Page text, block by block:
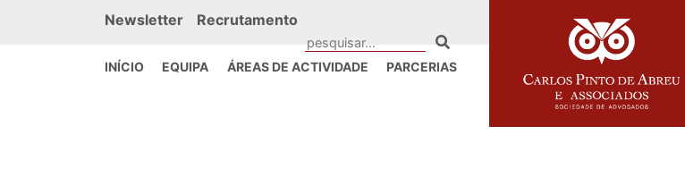
Newsletter Recrutamento
INÍCIO EQUIPA ÁREAS DE ACTIVIDADE PARCERIAS